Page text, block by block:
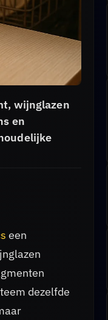
wijnglazen
en
een
dezelfde